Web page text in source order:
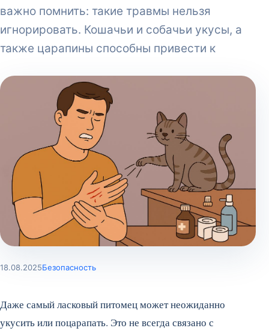
важно помнить: такие травмы нельзя
игнорировать. Кошачьи и собачьи укусы, а
также царапины способны привести к
18.08.2025Безопасность
Даже самый ласковый питомец может неожиданно
укусить или поцарапать. Это не всегда связано с